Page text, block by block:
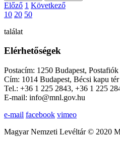
Előző 1 Következő
10 20 50
találat
Elérhetőségek
Postacím: 1250 Budapest, Postafiók
Cím: 1014 Budapest, Bécsi kapu
Tel.: +36 1 225 2843, +36 1 225
E-mail: info@mnl.gov.hu
e-mail facebook vimeo
Magyar Nemzeti Levéltár © 2020